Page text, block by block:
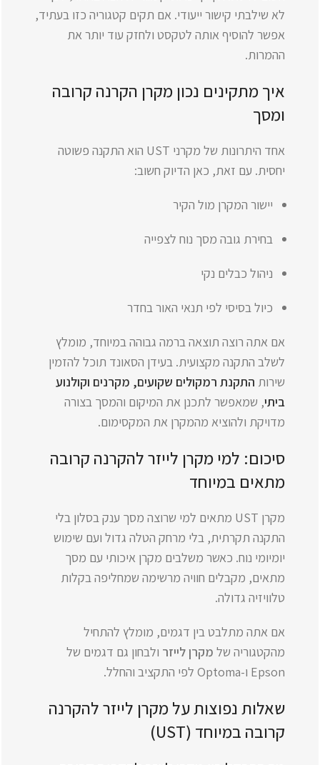
לא שילבתי קישור ייעודי. אם תקים קטגוריה כזו בעתיד,
אפשר להוסיף אותה לטקסט ולחזק עוד יותר את
ההמרות.
איך מתקינים נכון מקרן הקרנה קרובה
ומסך
אחד היתרונות של מקרני UST הוא התקנה פשוטה
יחסית. עם זאת, כאן הדיוק חשוב:
יישור המקרן מול הקיר
בחירת גובה מסך נוח לצפייה
ניהול כבלים נקי
כיול בסיסי לפי תנאי האור בחדר
אם אתה רוצה תוצאה ברמה גבוהה במיוחד, מומלץ
לשלב התקנה מקצועית. בעידן הסאונד תוכל להזמין
שירות התקנת רמקולים שקועים, מקרנים וקולנוע
ביתי, שמאפשר לתכנן את המיקום והמסך בצורה
מדויקת ולהוציא מהמקרן את המקסימום.
סיכום: למי מקרן לייזר להקרנה קרובה
מתאים במיוחד
מקרן UST מתאים למי שרוצה מסך ענק בסלון בלי
התקנה תקרתית, בלי מרחק הטלה גדול ועם שימוש
יומיומי נוח. כאשר משלבים מקרן איכותי עם מסך
מתאים, מקבלים חוויה מרשימה שמחליפה בקלות
טלוויזיה גדולה.
אם אתה מתלבט בין דגמים, מומלץ להתחיל
מהקטגוריה של מקרן לייזר ולבחון גם דגמים של
Epson ו-Optoma לפי התקציב והחלל.
שאלות נפוצות על מקרן לייזר להקרנה
קרובה במיוחד (UST)